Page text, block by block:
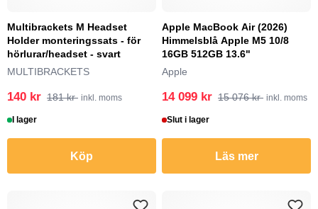
Multibrackets M Headset
Holder monteringssats - för
hörlurar/headset - svart
MULTIBRACKETS
140 kr 181 kr inkl. moms
I lager
Köp
Apple MacBook Air (2026)
Himmelsblå Apple M5 10/8
16GB 512GB 13.6"
Apple
14 099 kr 15 076 kr inkl. moms
Slut i lager
Läs mer